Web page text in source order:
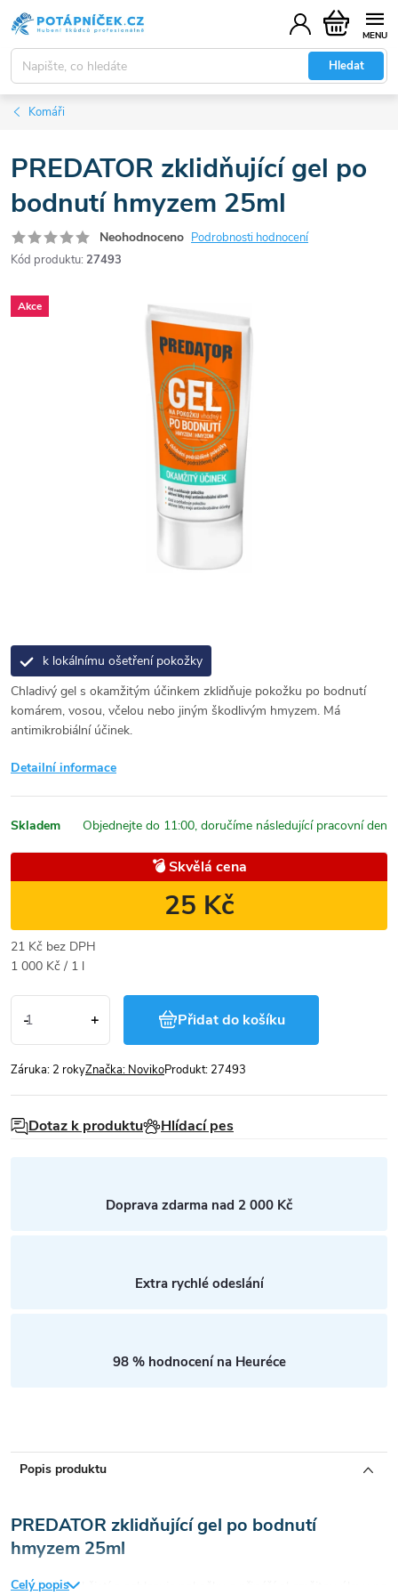
Přejít
na
obsah
Hledat
Nákupní
košík
Komáři
PREDATOR zklidňující gel po
bodnutí hmyzem 25ml
Neohodnoceno Podrobnosti hodnocení
Kód produktu: 27493
Akce
k lokálnímu ošetření pokožky
Chladivý gel s okamžitým účinkem zklidňuje pokožku po bodnutí
komárem, vosou, včelou nebo jiným škodlivým hmyzem. Má
antimikrobiální účinek.
Detailní informace
Skladem
💣 Skvělá cena
25 Kč
21 Kč bez DPH
Měrná
1 000 Kč / 1 l
Přidat do košíku
Značka: Noviko
Záruka: 2 roky Produkt: 27493
Dotaz k produktu Hlídací pes
Doprava zdarma nad 2 000 Kč
Extra rychlé odeslání
98 % hodnocení na Heuréce
Popis produktu
PREDATOR zklidňující gel po bodnutí
hmyzem 25ml
Zklidňující gel čistí a ochlazuje pokožku a přináší okamžitou úlevu po
Celý popis